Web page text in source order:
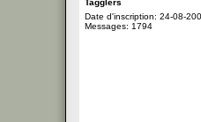
Tagglers
Date d'inscription: 24-08-
Messages: 1794